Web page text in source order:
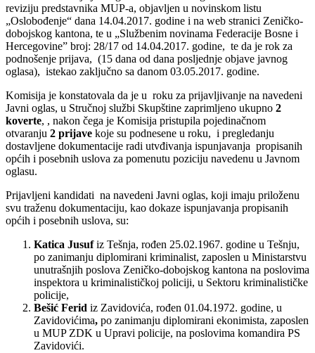
reviziju predstavnika MUP-a, objavljen u novinskom listu
„Oslobođenje“ dana 14.04.2017. godine i na web stranici Zeničko-
dobojskog kantona, te u „Službenim novinama Federacije Bosne i
Hercegovine” broj: 28/17 od 14.04.2017. godine, te da je rok za
podnošenje prijava, (15 dana od dana posljednje objave javnog
oglasa), istekao zaključno sa danom 03.05.2017. godine.
Komisija je konstatovala da je u roku za prijavljivanje na navedeni
Javni oglas, u Stručnoj službi Skupštine zaprimljeno ukupno 2
koverte, , nakon čega je Komisija pristupila pojedinačnom
otvaranju 2 prijave koje su podnesene u roku, i pregledanju
dostavljene dokumentacije radi utvđivanja ispunjavanja propisanih
općih i posebnih uslova za pomenutu poziciju navedenu u Javnom
oglasu.
Prijavljeni kandidati na navedeni Javni oglas, koji imaju priloženu
svu traženu dokumentaciju, kao dokaze ispunjavanja propisanih
općih i posebnih uslova, su:
Katica Jusufiz Tešnja, rođen 25.02.1967. godine u Tešnju,
po zanimanju diplomirani kriminalist, zaposlen u Ministarstvu
unutrašnjih poslova Zeničko-dobojskog kantona na poslovima
inspektora u kriminalističkoj policiji, u Sektoru kriminalističke
policije,
Bešić Ferid iz Zavidovića, rođen 01.04.1972. godine, u
Zavidovićima, po zanimanju diplomirani ekonimista, zaposlen
u MUP ZDK u Upravi policije, na poslovima komandira PS
Zavidovići.